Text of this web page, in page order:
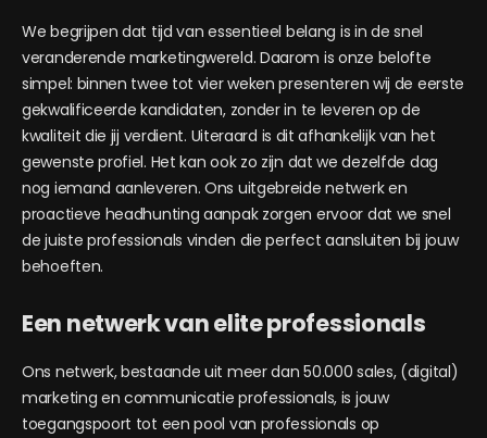
We begrijpen dat tijd van essentieel belang is in de snel
veranderende marketingwereld. Daarom is onze belofte
simpel: binnen twee tot vier weken presenteren wij de eerste
gekwalificeerde kandidaten, zonder in te leveren op de
kwaliteit die jij verdient. Uiteraard is dit afhankelijk van het
gewenste profiel. Het kan ook zo zijn dat we dezelfde dag
nog iemand aanleveren. Ons uitgebreide netwerk en
proactieve headhunting aanpak zorgen ervoor dat we snel
de juiste professionals vinden die perfect aansluiten bij jouw
behoeften.
Een netwerk van elite professionals
Ons netwerk, bestaande uit meer dan 50.000 sales, (digital)
marketing en communicatie professionals, is jouw
toegangspoort tot een pool van professionals op